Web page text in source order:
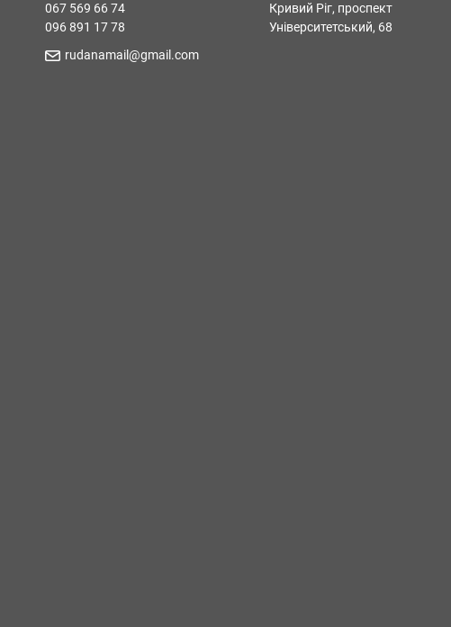
067 569 66 74
096 891 17 78
rudanamail@gmail.com
Кривий Ріг, проспект
Університетський, 68